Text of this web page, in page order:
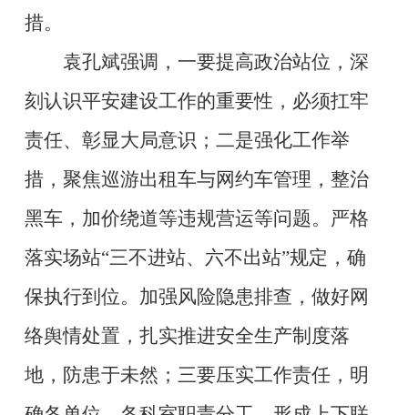
措。
袁孔斌强调，一要提高政治站位，深
刻认识平安建设工作的重要性，必须扛牢
责任、彰显大局意识；二是强化工作举
措，聚焦巡游出租车与网约车管理，整治
黑车，加价绕道等违规营运等问题。严格
落实场站“三不进站、六不出站”规定，确
保执行到位。加强风险隐患排查，做好网
络舆情处置，扎实推进安全生产制度落
地，防患于未然；三要压实工作责任，明